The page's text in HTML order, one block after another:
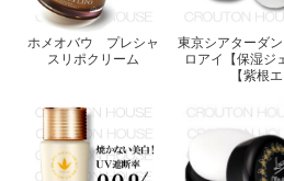
ホメオバウ プレシャ
スリポクリーム
東京シアターダ
ロアイ【保湿ジ
【紫根